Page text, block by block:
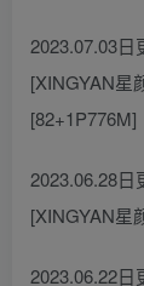
2023.07.03日
[XINGYAN星
[82+1P776M]
2023.06.28日
[XINGYAN星
2023.06.22日